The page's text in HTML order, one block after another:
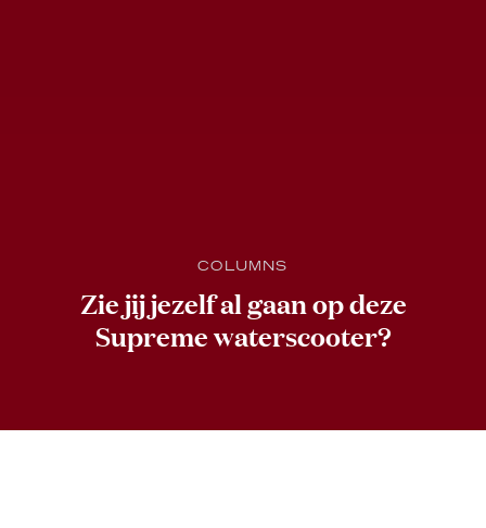
COLUMNS
Zie jij jezelf al gaan op deze
Supreme waterscooter?